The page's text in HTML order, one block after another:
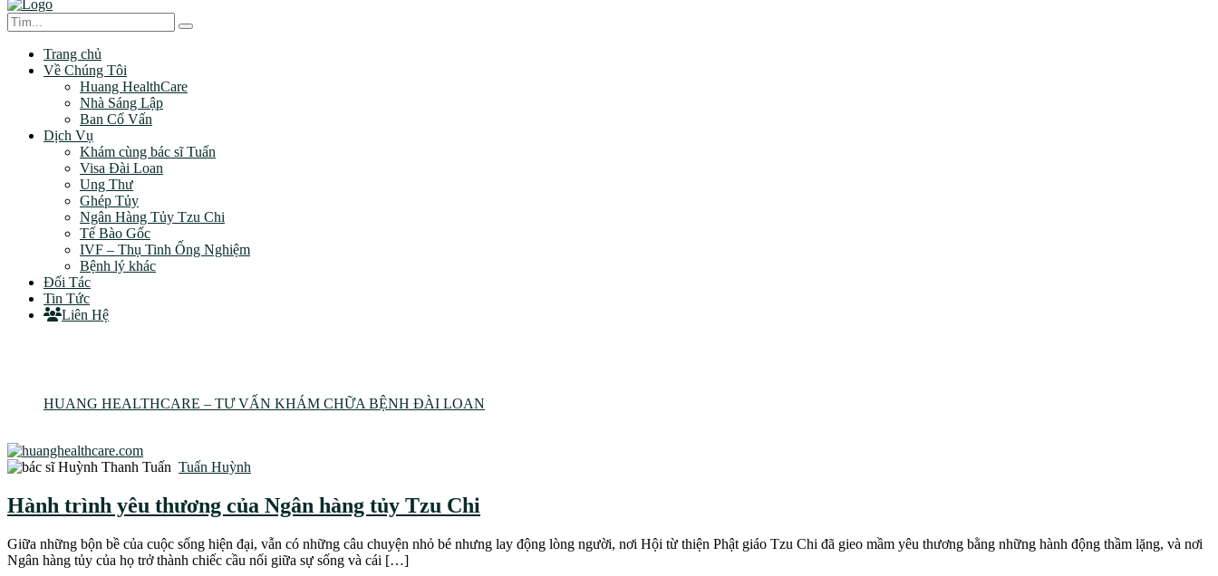
Trang chủ
Về Chúng Tôi
Huang HealthCare
Nhà Sáng Lập
Ban Cố Vấn
Dịch Vụ
Khám cùng bác sĩ Tuấn
Visa Đài Loan
Ung Thư
Ghép Tủy
Ngân Hàng Tủy Tzu Chi
Tế Bào Gốc
IVF – Thụ Tinh Ống Nghiệm
Bệnh lý khác
Đối Tác
Tin Tức
Liên Hệ
HUANG HEALTHCARE – TƯ VẤN KHÁM CHỮA BỆNH ĐÀI LOAN
Tuấn Huỳnh
Hành trình yêu thương của Ngân hàng tủy Tzu Chi
Giữa những bộn bề của cuộc sống hiện đại, vẫn có những câu chuyện nhỏ bé nhưng lay động lòng người, nơi Hội từ thiện Phật giáo Tzu Chi đã gieo mầm yêu thương bằng những hành động thầm lặng, và nơi
Ngân hàng tủy của họ trở thành chiếc cầu nối giữa sự sống và cái […]